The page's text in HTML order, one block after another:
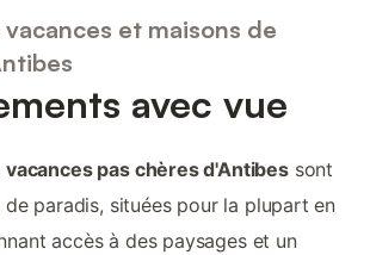
et maisons de
avec vue
vacances pas chères d'Antibessont
paradis, situées pour la plupart en
accès à des paysages et un